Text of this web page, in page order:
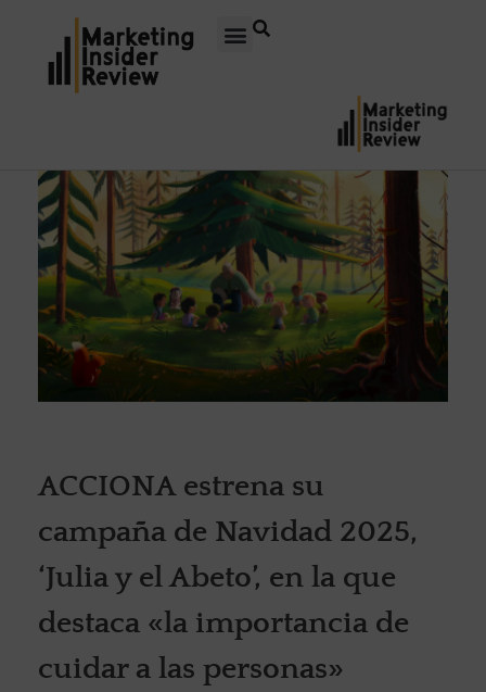
ACCIONA estrena su
campaña de Navidad 2025,
‘Julia y el Abeto’, en la que
destaca «la importancia de
cuidar a las personas»